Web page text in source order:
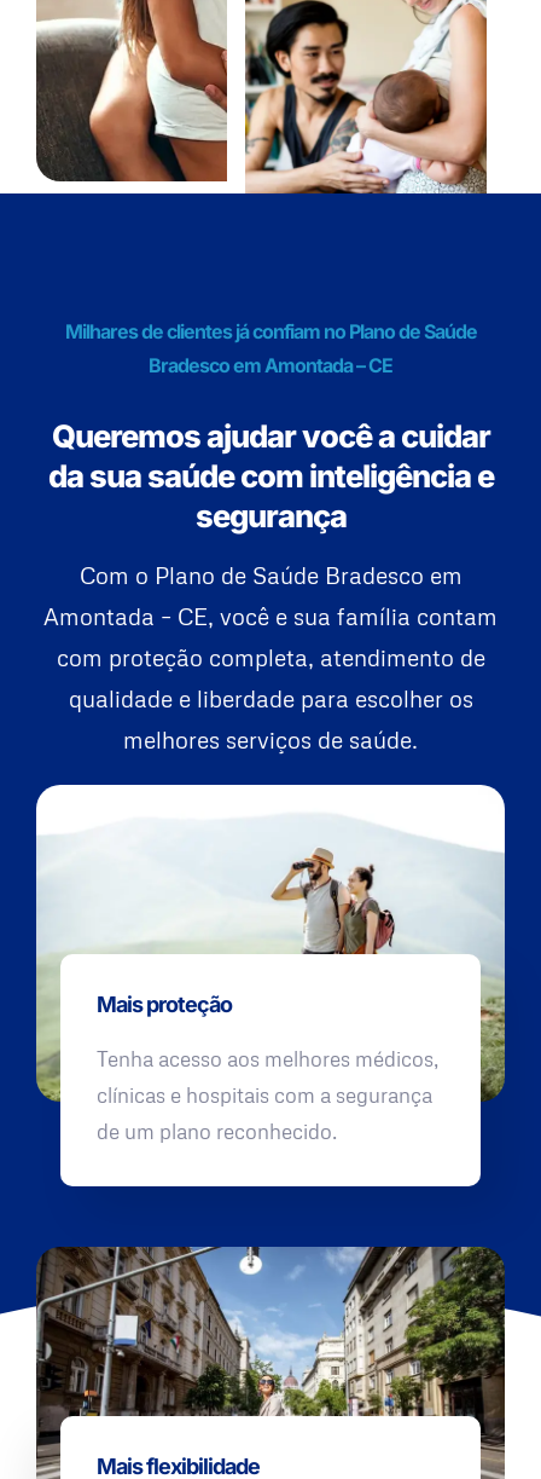
Milhares de clientes já confiam no Plano de Saúde
Bradesco em Amontada – CE
Queremos ajudar você a cuidar
da sua saúde com inteligência e
segurança
Com o Plano de Saúde Bradesco em
Amontada – CE, você e sua família contam
com proteção completa, atendimento de
qualidade e liberdade para escolher os
melhores serviços de saúde.
Mais proteção
Tenha acesso aos melhores médicos,
clínicas e hospitais com a segurança
de um plano reconhecido.
Mais flexibilidade